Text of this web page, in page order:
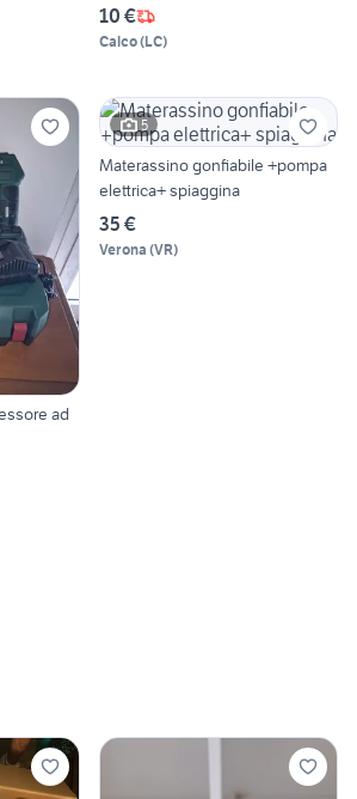
10 €
Calco(LC)
ad
5
Materassino gonfiabile +pompa
elettrica+ spiaggina
35 €
Verona (VR)